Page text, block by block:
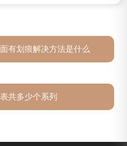
有划痕解决方法是什么
共多少个系列